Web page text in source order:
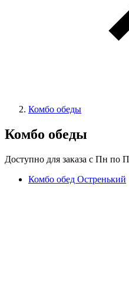
Комбо обеды
Комбо обеды
Доступно для заказа с Пн по
Комбо обед Остренький